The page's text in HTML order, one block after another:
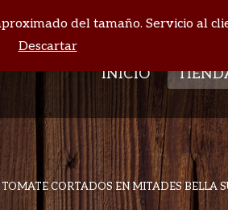
del tamaño. Servicio al
Descartar
INICIO
Estás aquí:
TOMATE CORTADOS EN MITADES BELLA
INICIO